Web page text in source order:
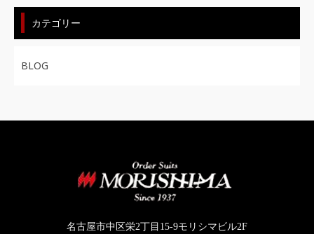
カテゴリー
BLOG
名古屋市中区栄2丁目15-9モリシマビル2F